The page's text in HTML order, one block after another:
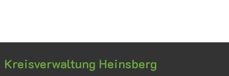
Kreisverwaltung Heinsberg